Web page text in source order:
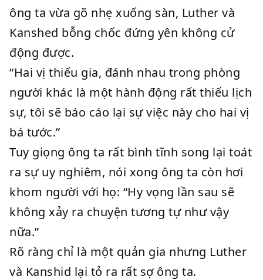
ông ta vừa gõ nhẹ xuống sàn, Luther và
Kanshed bỗng chốc đứng yên không cử
động được.
“Hai vị thiếu gia, đánh nhau trong phòng
người khác là một hành động rất thiếu lịch
sự, tôi sẽ báo cáo lại sự việc này cho hai vị
bá tước.”
Tuy giọng ông ta rất bình tĩnh song lại toát
ra sự uy nghiêm, nói xong ông ta còn hơi
khom người với họ: “Hy vọng lần sau sẽ
không xảy ra chuyện tương tự như vậy
nữa.”
Rõ ràng chỉ là một quản gia nhưng Luther
và Kanshid lại tỏ ra rất sợ ông ta.